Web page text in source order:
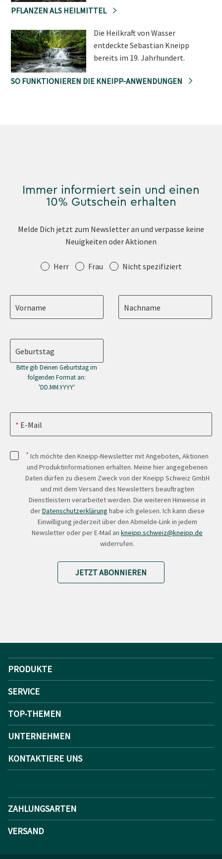
PFLANZEN ALS HEILMITTEL
Die Heilkraft von Wasser
entdeckte Sebastian Kneipp
bereits im 19. Jahrhundert.
SO FUNKTIONIEREN DIE KNEIPP-ANWENDUNGEN
Immer informiert sein und einen
10% Gutschein erhalten
Melde Dich jetzt zum Newsletter an und verpasse keine
Neuigkeiten oder Aktionen
Anrede Herr Frau Nicht spezifiziert
Vorname Nachname
Geburtstag
Bitte gib Deinen Geburtstag im
folgenden Format an:
'DD.MM.YYYY'
E-Mail
* Ich möchte den Kneipp-Newsletter mit Angeboten, Aktionen
und Produktinformationen erhalten. Meine hier angegebenen
Daten dürfen zu diesem Zweck von der Kneipp Schweiz GmbH
und mit dem Versand des Newsletters beauftragten
Dienstleistern verarbeitet werden. Die weiteren Hinweise in
derDatenschutzerklärung habe ich gelesen. Ich kann diese
Einwilligung jederzeit über den Abmelde-Link in jedem
Newsletter oder per E-Mail an kneipp.schweiz@kneipp.de
widerrufen.
JETZT ABONNIEREN
PRODUKTE
SERVICE
TOP-THEMEN
UNTERNEHMEN
KONTAKTIERE UNS
ZAHLUNGSARTEN
VERSAND